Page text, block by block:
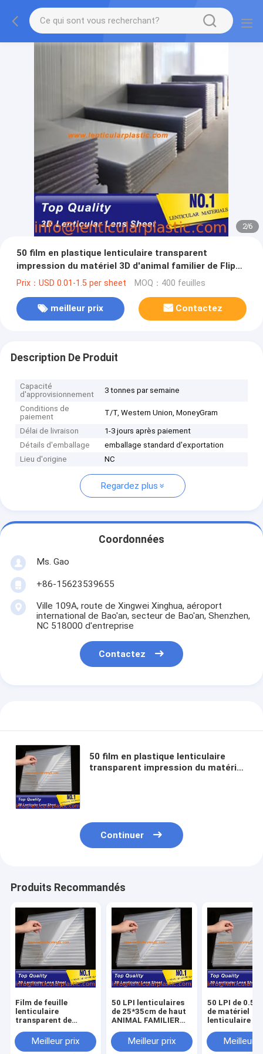
2/6
50 film en plastique lenticulaire transparent
impression du matériel 3D d'animal familier de Flip
Lenticular Sheet 0.58mm de lentille de LPI sans
Prix：USD 0.01-1.5 per sheet MOQ：400 feuilles
meilleur prix Contactez
Description De Produit
Capacité
d'approvisionnement
3 tonnes par semaine
Conditions de
paiement
T/T, Western Union, MoneyGram
Délai de livraison
1-3 jours après paiement
Détails d'emballage
emballage standard d'exportation
Lieu d'origine
NC
Regardez plus
Coordonnées
Ms. Gao
+86-15623539655
Ville 109A, route de Xingwei Xinghua, aéroport
international de Bao'an, secteur de Bao'an, Shenzhen,
NC 518000 d'entreprise
Contactez
50 film en plastique lenticulaire
transparent impression du matériel
Continuer
Produits Recommandés
Film de feuille
lenticulaire
transparent de
d'ANIMAL FAMILIER
plastiques
Meilleur prix
50 LPI lenticulaires
de 25*35cm de haut
ANIMAL FAMILIER
taille 0.58mm de la
feuille 3D de matériel
Meilleur prix
50 LPI de
de matériel
lenticulaire de
aucun adhésif
3d
Meilleur